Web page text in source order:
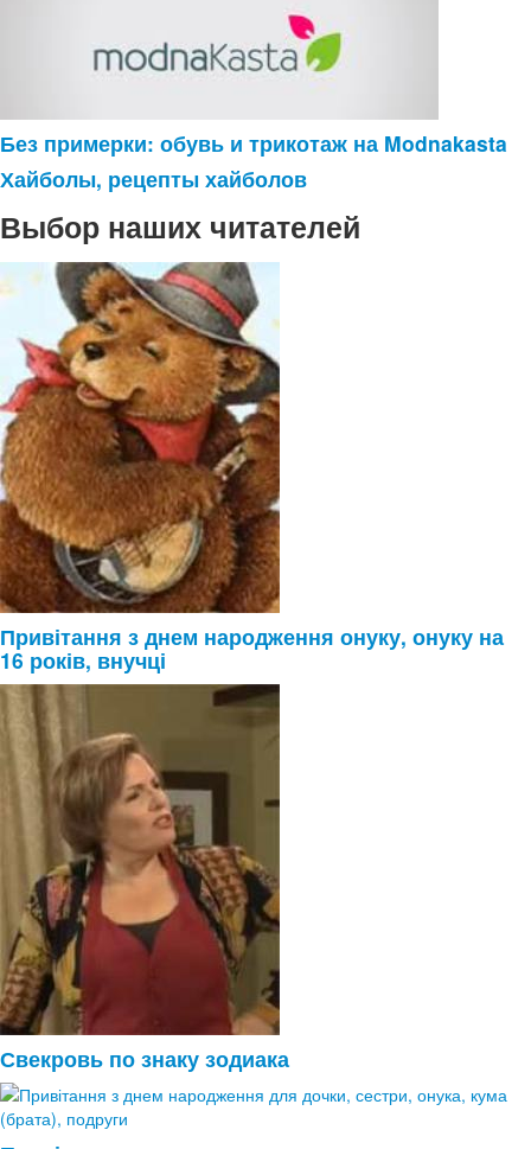
Без примерки: обувь и трикотаж на Modnakasta
Хайболы, рецепты хайболов
Выбор наших читателей
Привітання з днем народження онуку, онуку на
16 років, внучці
Свекровь по знаку зодиака